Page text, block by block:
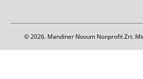
© 2026. Mandiner Novum Nonprofit Zrt.